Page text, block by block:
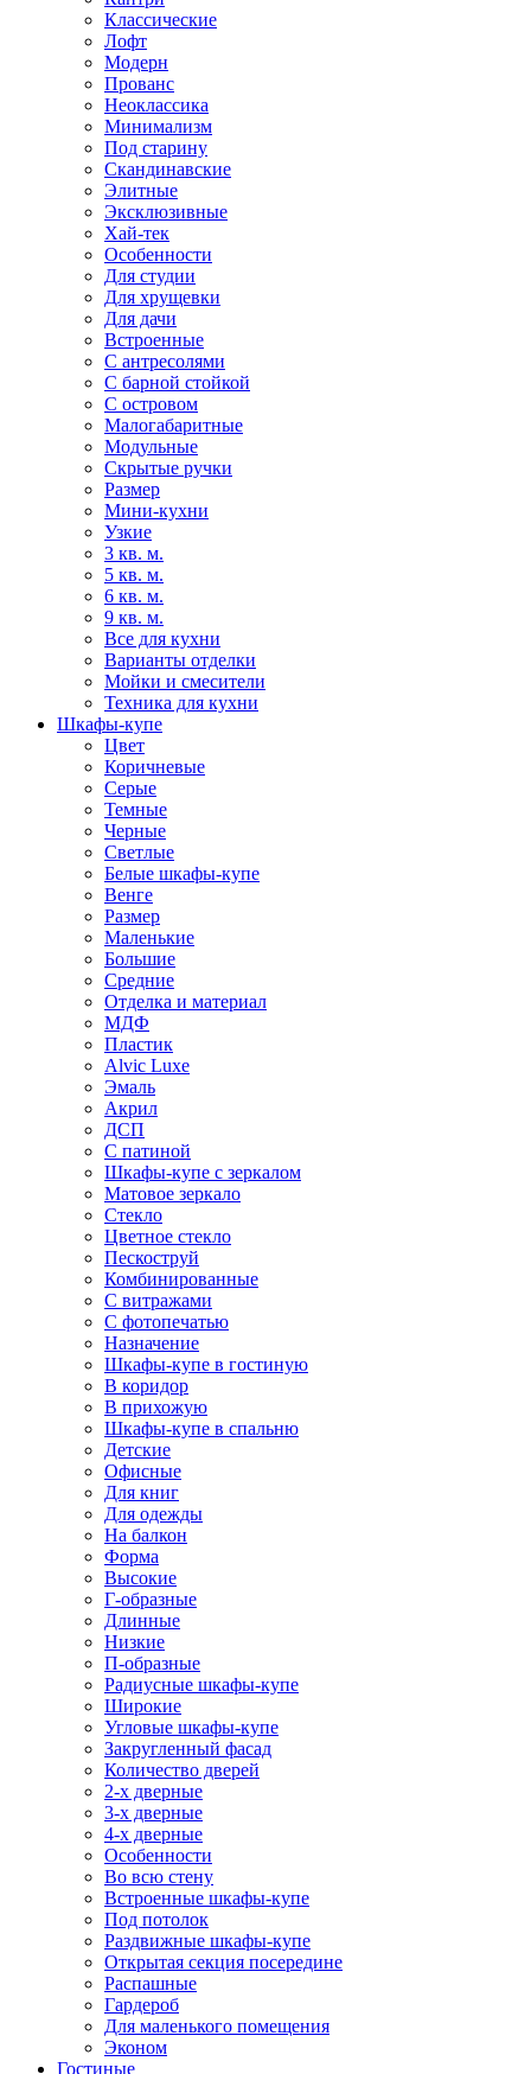
Классические
Лофт
Модерн
Прованс
Неоклассика
Минимализм
Под старину
Скандинавские
Элитные
Эксклюзивные
Хай-тек
Особенности
Для студии
Для хрущевки
Для дачи
Встроенные
С антресолями
С барной стойкой
С островом
Малогабаритные
Модульные
Скрытые ручки
Размер
Мини-кухни
Узкие
3 кв. м.
5 кв. м.
6 кв. м.
9 кв. м.
Все для кухни
Варианты отделки
Мойки и смесители
Техника для кухни
Шкафы-купе
Цвет
Коричневые
Серые
Темные
Черные
Светлые
Белые шкафы-купе
Венге
Размер
Маленькие
Большие
Средние
Отделка и материал
МДФ
Пластик
Alvic Luxe
Эмаль
Акрил
ДСП
С патиной
Шкафы-купе с зеркалом
Матовое зеркало
Стекло
Цветное стекло
Пескоструй
Комбинированные
С витражами
С фотопечатью
Назначение
Шкафы-купе в гостиную
В коридор
В прихожую
Шкафы-купе в спальню
Детские
Офисные
Для книг
Для одежды
На балкон
Форма
Высокие
Г-образные
Длинные
Низкие
П-образные
Радиусные шкафы-купе
Широкие
Угловые шкафы-купе
Закругленный фасад
Количество дверей
2-х дверные
3-х дверные
4-х дверные
Особенности
Во всю стену
Встроенные шкафы-купе
Под потолок
Раздвижные шкафы-купе
Открытая секция посередине
Распашные
Гардероб
Для маленького помещения
Эконом
Гостиные